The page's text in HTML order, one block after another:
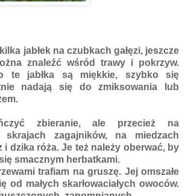
jabłek na czubkach gałęzi, jeszcze
znaleźć wśród trawy i pokrzyw.
te jabłka są miękkie, szybko się
nadają się do zmiksowania lub
zbieranie, ale przecież na
skrajach zagajników, na miedzach
i dzika róża. Je też należy oberwać, by
smacznym herbatkami.
trafiam na gruszę. Jej omszałe
od małych skarłowaciałych owoców.